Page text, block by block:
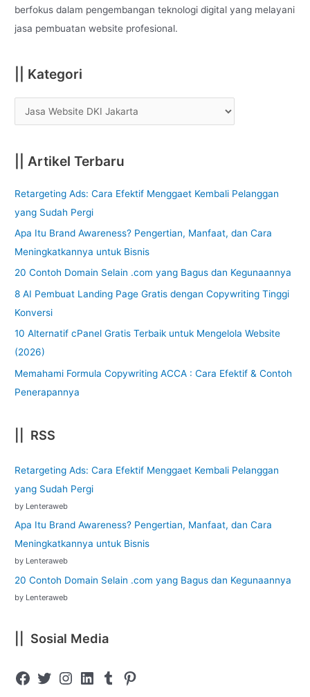
f
o
berfokus dalam pengembangan teknologi digital yang melayani
jasa pembuatan website profesional.
|| Kategori
|| Artikel Terbaru
Retargeting Ads: Cara Efektif Menggaet Kembali Pelanggan
yang Sudah Pergi
Apa Itu Brand Awareness? Pengertian, Manfaat, dan Cara
Meningkatkannya untuk Bisnis
20 Contoh Domain Selain .com yang Bagus dan Kegunaannya
8 AI Pembuat Landing Page Gratis dengan Copywriting Tinggi
Konversi
10 Alternatif cPanel Gratis Terbaik untuk Mengelola Website
(2026)
Memahami Formula Copywriting ACCA : Cara Efektif & Contoh
Penerapannya
|| RSS
Retargeting Ads: Cara Efektif Menggaet Kembali Pelanggan
yang Sudah Pergi
by Lenteraweb
Apa Itu Brand Awareness? Pengertian, Manfaat, dan Cara
Meningkatkannya untuk Bisnis
by Lenteraweb
20 Contoh Domain Selain .com yang Bagus dan Kegunaannya
by Lenteraweb
|| Sosial Media